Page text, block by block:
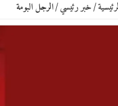
/خبر رئيسي/الرجل البومة